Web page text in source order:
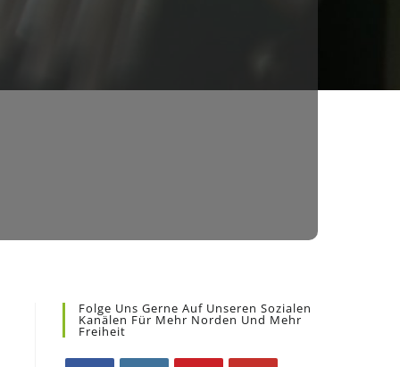
Folge Uns Gerne Auf Unseren Sozialen
Kanälen Für Mehr Norden Und Mehr
Freiheit